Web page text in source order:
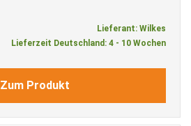
Lieferant: Wilkes
Lieferzeit Deutschland: 4 - 10 Wochen
Zum Produkt